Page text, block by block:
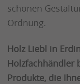
schönen
Ordnung.
Holz Liebl in
Holzfachhändler
Produkte, die